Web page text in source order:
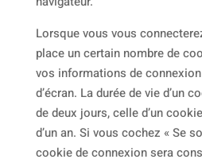
Lorsque vous vous
place un certain nombre de
vos informations de
d’écran. La durée de vie d’un
de deux jours, celle d’un
d’un an. Si vous cochez « Se
cookie de connexion sera